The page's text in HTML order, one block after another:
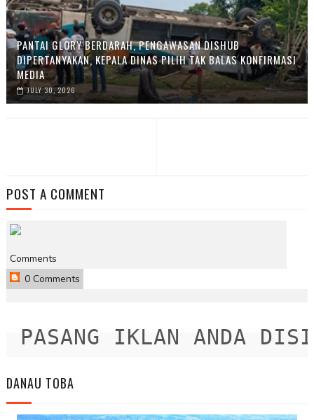
PANTAI GLORY BERDARAH, PENGAWASAN DISHUB
DIPERTANYAKAN, KEPALA DINAS PILIH TAK BALAS KONFIRMASI
MEDIA
JULY 30, 2026
POST A COMMENT
Comments
0 Comments
IKLAN ANDA DISINI
DANAU TOBA